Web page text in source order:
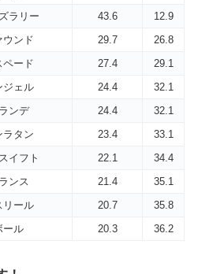
ラリー 43.6
12.9
ウンド 29.7
26.8
ペード 27.4
29.1
ジェル 24.4
32.1
ンデ 24.4
32.1
ラタン 23.4
33.1
イフト 22.1
34.4
ンス 21.4
35.1
リール 20.7
35.8
ール 20.3 36.2